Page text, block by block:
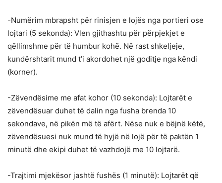
-Numërim mbrapsht për rinisjen e lojës nga portieri ose
lojtari (5 sekonda): Vlen gjithashtu për përpjekjet e
qëllimshme për të humbur kohë. Në rast shkeljeje,
kundërshtarit mund t’i akordohet një goditje nga këndi
(korner).
-Zëvendësime me afat kohor (10 sekonda): Lojtarët e
zëvendësuar duhet të dalin nga fusha brenda 10
sekondave, në pikën më të afërt. Nëse nuk e bëjnë këtë,
zëvendësuesi nuk mund të hyjë në lojë për të paktën 1
minutë dhe ekipi duhet të vazhdojë me 10 lojtarë.
-Trajtimi mjekësor jashtë fushës (1 minutë): Lojtarët që